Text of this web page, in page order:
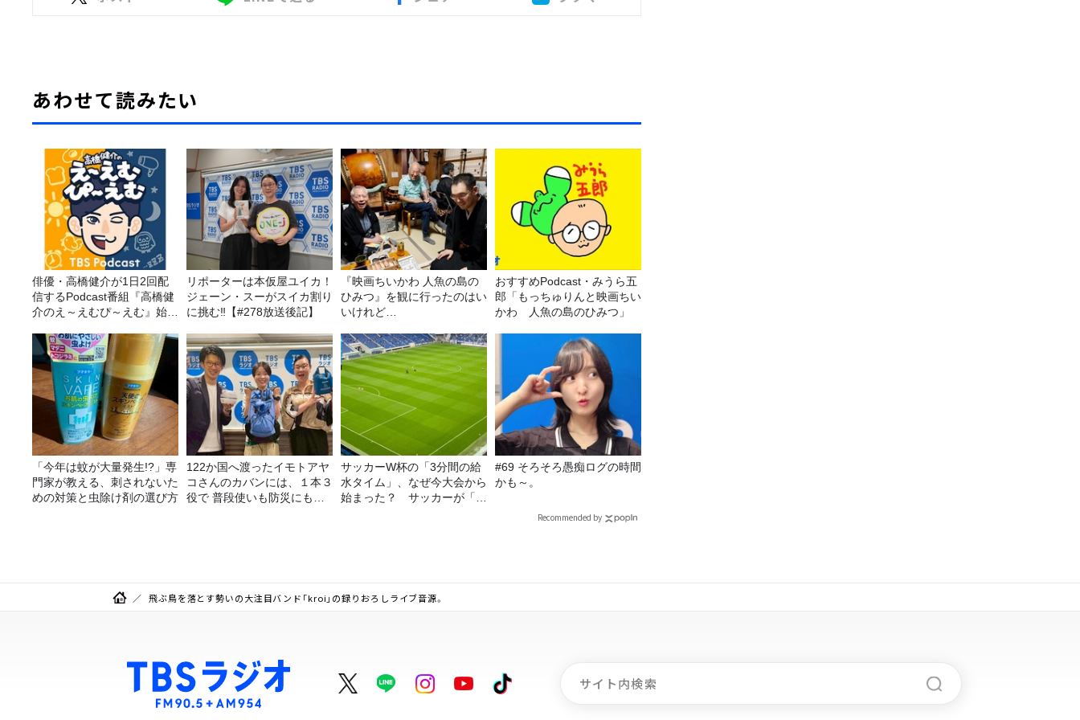
あわせて読みたい
俳優・高橋健介が1日2回配
信するPodcast番組『高橋健
介のえ～えむぴ～えむ』始ま
リポーターは本仮屋ユイカ！
ジェーン・スーがスイカ割り
に挑む‼【#278放送後記】
『映画ちいかわ 人魚の島の
ひみつ』を観に行ったのはい
いけれど…
おすすめPodcast・みうら五
郎「もっちゅりんと映画ちい
かわ 人魚の島のひみつ」
「今年は蚊が大量発生!?」専
門家が教える、刺されないた
めの対策と虫除け剤の選び方
122か国へ渡ったイモトアヤ
コさんのカバンには、１本３
役で 普段使いも防災にもな
サッカーW杯の「3分間の給
水タイム」、なぜ今大会から
始まった？ サッカーが「お
#69 そろそろ愚痴ログの時間
かも～。
Recommended by
飛ぶ鳥を落とす勢いの大注目バンド「kroi」の録りおろしライブ音源。